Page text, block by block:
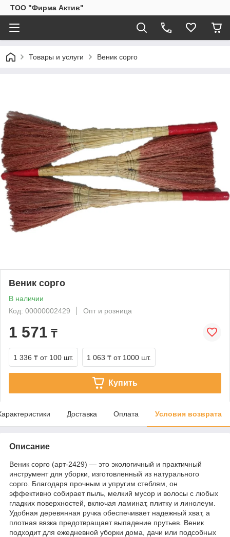
ТОО "Фирма Актив"
Товары и услуги Веник сорго
Веник сорго
В наличии
Код: 00000002429
Опт и розница
1 571 ₸
1 336 ₸ от 100 шт. 1 063 ₸ от 1000 шт.
Купить
Доставка Оплата Условия возврата
Описание
Веник сорго (арт-2429) — это экологичный и практичный
инструмент для уборки, изготовленный из натурального
сорго. Благодаря прочным и упругим стеблям, он
эффективно собирает пыль, мелкий мусор и волосы с любых
гладких поверхностей, включая ламинат, плитку и линолеум.
Удобная деревянная ручка обеспечивает надежный хват, а
плотная вязка предотвращает выпадение прутьев. Веник
подходит для ежедневной уборки дома, дачи или подсобных